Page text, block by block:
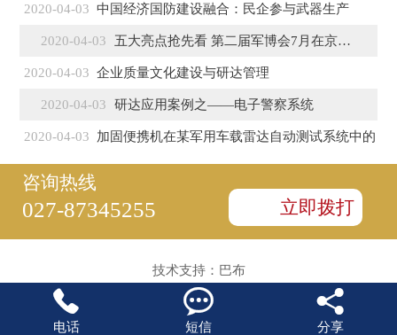
2020-04-03 中国经济国防建设融合：民企参与武器生产
2020-04-03 五大亮点抢先看 第二届军博会7月在京盛大开幕
2020-04-03 企业质量文化建设与研达管理
2020-04-03 研达应用案例之——电子警察系统
2020-04-03 加固便携机在某军用车载雷达自动测试系统中的
咨询热线
027-87345255 立即拨打
技术支持： 巴布

电话

短信

分享